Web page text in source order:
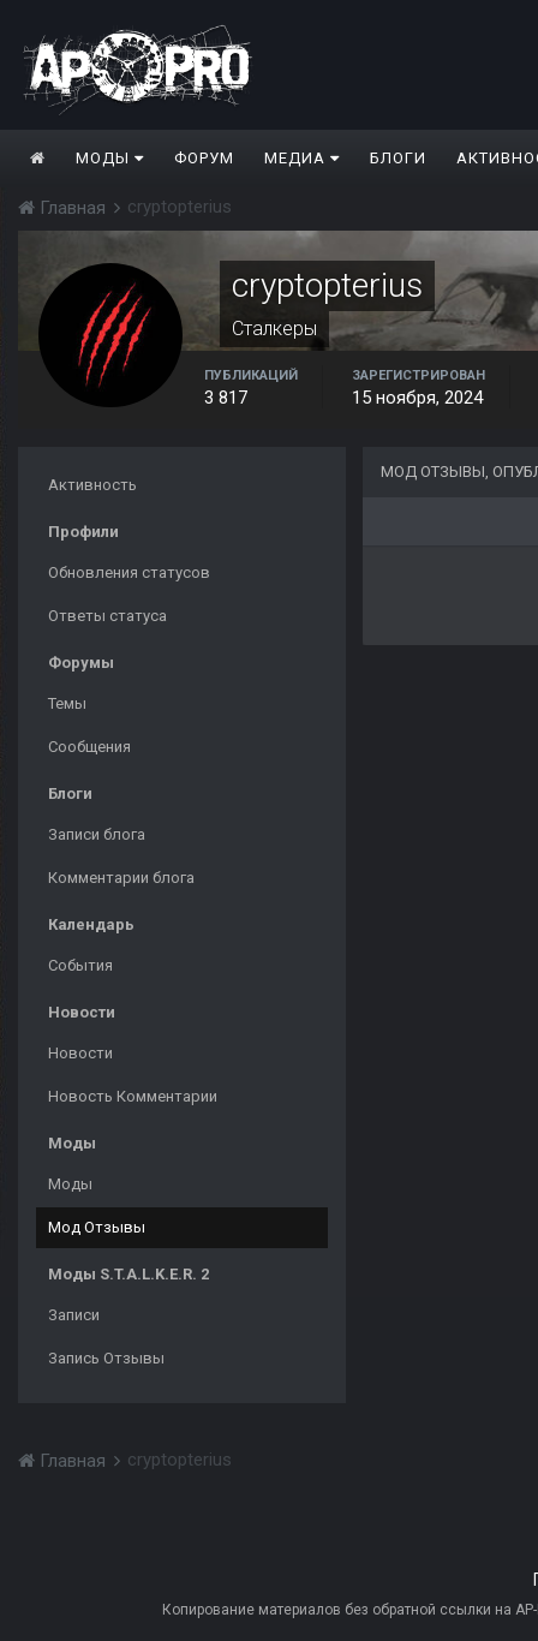
МОДЫ ФОРУМ МЕДИА БЛОГИ
Главная cryptopterius
cryptopterius
Сталкеры
ПУБЛИКАЦИЙ
3 817
ЗАРЕГИСТРИРОВАН
15 ноября, 2024
Активность
Профили
Обновления статусов
Ответы статуса
Форумы
Темы
Сообщения
Блоги
Записи блога
Комментарии блога
Календарь
События
Новости
Новости
Новость Комментарии
Моды
Моды
Мод Отзывы
Моды S.T.A.L.K.E.R. 2
Записи
Запись Отзывы
МОД ОТЗЫВЫ,
Главная cryptopterius
Копирование материалов без обратной ссылки на